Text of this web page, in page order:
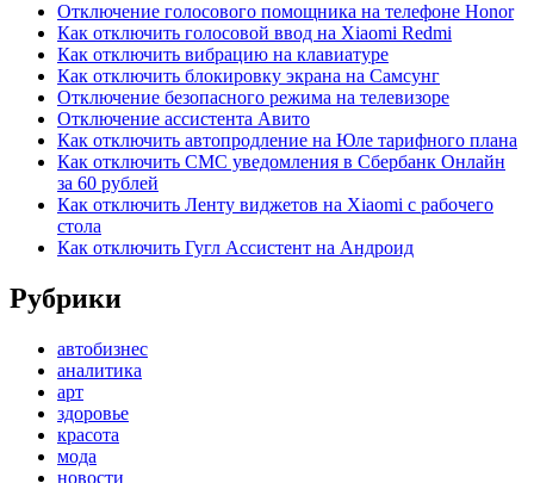
Отключение голосового помощника на телефоне Honor
Как отключить голосовой ввод на Xiaomi Redmi
Как отключить вибрацию на клавиатуре
Как отключить блокировку экрана на Самсунг
Отключение безопасного режима на телевизоре
Отключение ассистента Авито
Как отключить автопродление на Юле тарифного плана
Как отключить СМС уведомления в Сбербанк Онлайн
за 60 рублей
Как отключить Ленту виджетов на Xiaomi с рабочего
стола
Как отключить Гугл Ассистент на Андроид
Рубрики
автобизнес
аналитика
арт
здоровье
красота
мода
новости